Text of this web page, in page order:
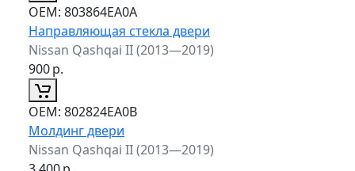
ОЕМ: 803864EA0A
Направляющая стекла двери
Nissan Qashqai II (2013—2019)
900р.
ОЕМ: 802824EA0B
Молдинг двери
Nissan Qashqai II (2013—2019)